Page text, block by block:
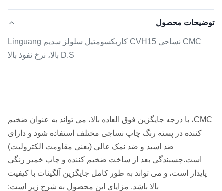
توضیحات محصول
CMC نساجی CVH15 کاربکسومتیل سلولز سدیم Linguang
D.S بالا، نرخ نفوذ بالا
CMC، با درجه جایگزین فوق العاده بالا، می تواند به عنوان ضخیم
کننده در پسته رنگ چاپ نساجی مختلف استفاده شود و دارای
ضد اسید و ضد نمک عالی (یعنی مقاومت الکترولیت)
است.چسبندگی بعد از ساخت ضخیم کننده و چاپ خمیر رنگی
پایدار است، و می تواند به طور کامل جایگزین آلگینات با کیفیت
بالا باشد. مزایای این محصول به شرح زیر است: